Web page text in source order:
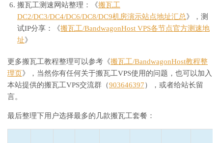
搬瓦工测速网站整理：《搬瓦工
DC2/DC3/DC4/DC6/DC8/DC9机房演示站点地址汇总》，测
试IP分享：《搬瓦工/BandwagonHost VPS各节点官方测速地
址》
更多搬瓦工教程整理可以参考《搬瓦工/BandwagonHost教程整
理页》，当然你有任何关于搬瓦工VPS使用的问题，也可以加入
本站提供的搬瓦工VPS交流群（903646397），或者给站长留
言。
最后整理下用户选择最多的几款搬瓦工套餐：